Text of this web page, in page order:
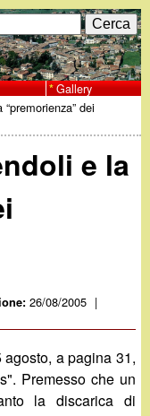
Gallery
dei
e la
26/08/2005 |
a pagina 31,
Premesso che un
la discarica di